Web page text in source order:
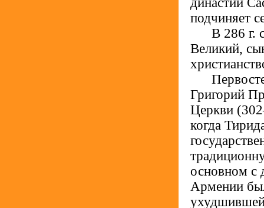
подчиняет
В 286 г.
Великий,
Григорий
Церкви
когда
основном с
Армении